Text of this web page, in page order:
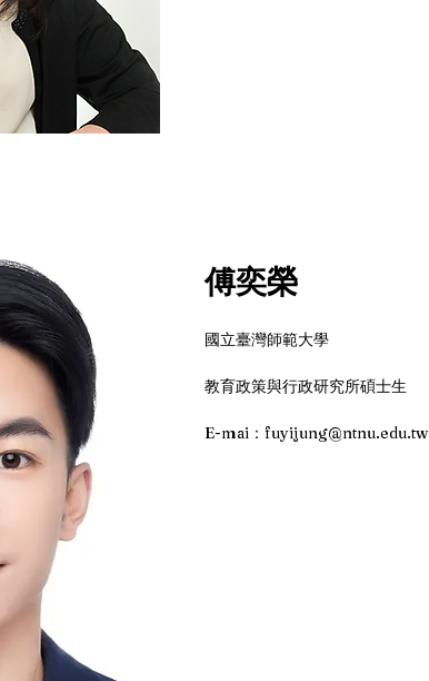
傅奕榮
國立臺灣師範大學
教育政策與行政研究所碩士生
E-mai：fuyijung@ntnu.edu.tw